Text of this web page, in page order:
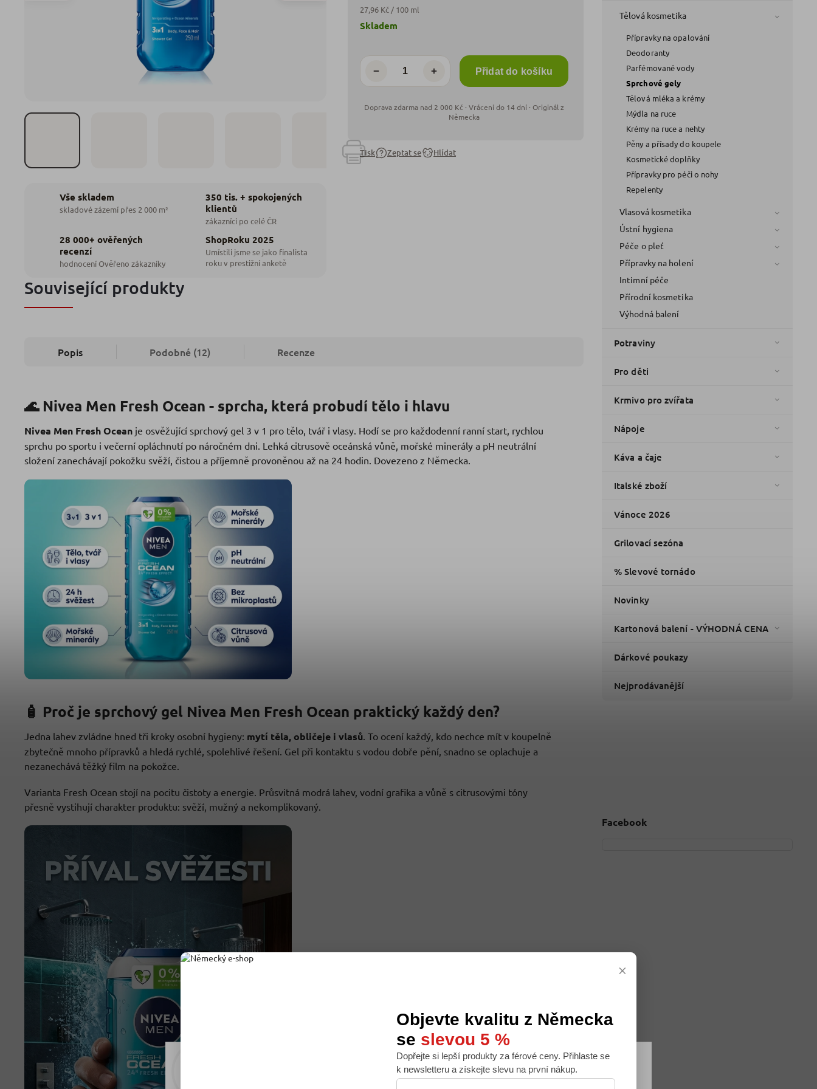
Rádi vám upravujeme nabídku na míru, ale abychom to zvládli, používáme k
tomu soubory cookie. Používáním tohoto webu s tím souhlasíte.
Souhlasím
Tělová kosmetika
Přípravky na opalování
Deodoranty
Parfémované vody
Sprchové gely
Tělová mléka a krémy
Mýdla na ruce
Krémy na ruce a nehty
Pěny a přísady do koupele
Kosmetické doplňky
Přípravky pro péči o nohy
Repelenty
Vlasová kosmetika
Ústní hygiena
Péče o pleť
Přípravky na holení
Intimní péče
Přírodní kosmetika
Výhodná balení
Potraviny
Pro děti
Krmivo pro zvířata
Nápoje
Káva a čaje
Italské zboží
Vánoce 2026
Grilovací sezóna
% Slevové tornádo
Novinky
Kartonová balení - VÝHODNÁ CENA
Dárkové poukazy
Nejprodávanější
Facebook
Vše skladem
skladové zázemí přes 2 000 m²
350 tis. + spokojených
klientů
zákazníci po celé ČR
28 000+ ověřených
recenzí
hodnocení Ověřeno zákazníky
ShopRoku 2025
Umístili jsme se jako finalista
roku v prestižní anketě
27,96 Kč / 100 ml
+
− Přidat do košíku
Skladem
Tisk Zeptat se Hlídat
Související produkty
Popis Podobné (12) Recenze
🌊 Nivea Men Fresh Ocean - sprcha, která probudí tělo i hlavu
Nivea Men Fresh Ocean je osvěžující sprchový gel 3 v 1 pro tělo, tvář i vlasy. Hodí se pro každodenní ranní start, rychlou
sprchu po sportu i večerní opláchnutí po náročném dni. Lehká citrusově oceánská vůně, mořské minerály a pH neutrální
složení zanechávají pokožku svěží, čistou a příjemně provoněnou až na 24 hodin. Dovezeno z Německa.
🧴 Proč je sprchový gel Nivea Men Fresh Ocean praktický každý den?
Jedna lahev zvládne hned tři kroky osobní hygieny: mytí těla, obličeje i vlasů . To ocení každý, kdo nechce mít v koupelně
zbytečně mnoho přípravků a hledá rychlé, spolehlivé řešení. Gel při kontaktu s vodou dobře pění, snadno se oplachuje a
nezanechává těžký film na pokožce.
Varianta Fresh Ocean stojí na pocitu čistoty a energie. Průsvitná modrá lahev, vodní grafika a vůně s citrusovými tóny
přesně vystihují charakter produktu: svěží, mužný a nekomplikovaný.
×
Objevte kvalitu z Německa
se slevou 5 %
Dopřejte si lepší produkty za férové ceny. Přihlaste se
k newsletteru a získejte slevu na první nákup.